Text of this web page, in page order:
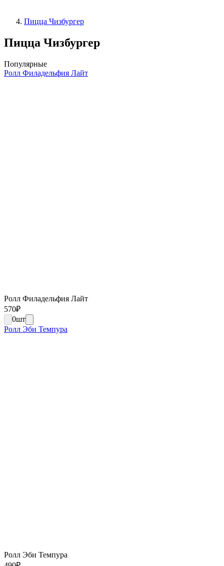
Пицца Чизбургер
Пицца Чизбургер
Популярные
Ролл Филадельфия Лайт
Ролл Филадельфия Лайт
570₽
0шт
Ролл Эби Темпура
Ролл Эби Темпура